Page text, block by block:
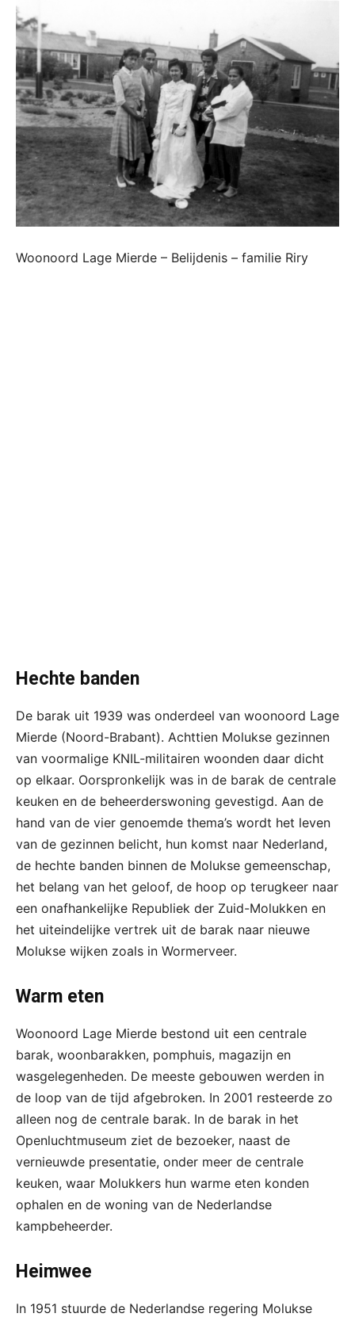
Woonoord Lage Mierde – Belijdenis – familie Riry
Hechte banden
De barak uit 1939 was onderdeel van woonoord Lage
Mierde (Noord-Brabant). Achttien Molukse gezinnen
van voormalige KNIL-militairen woonden daar dicht
op elkaar. Oorspronkelijk was in de barak de centrale
keuken en de beheerderswoning gevestigd. Aan de
hand van de vier genoemde thema’s wordt het leven
van de gezinnen belicht, hun komst naar Nederland,
de hechte banden binnen de Molukse gemeenschap,
het belang van het geloof, de hoop op terugkeer naar
een onafhankelijke Republiek der Zuid-Molukken en
het uiteindelijke vertrek uit de barak naar nieuwe
Molukse wijken zoals in Wormerveer.
Warm eten
Woonoord Lage Mierde bestond uit een centrale
barak, woonbarakken, pomphuis, magazijn en
wasgelegenheden. De meeste gebouwen werden in
de loop van de tijd afgebroken. In 2001 resteerde zo
alleen nog de centrale barak. In de barak in het
Openluchtmuseum ziet de bezoeker, naast de
vernieuwde presentatie, onder meer de centrale
keuken, waar Molukkers hun warme eten konden
ophalen en de woning van de Nederlandse
kampbeheerder.
Heimwee
In 1951 stuurde de Nederlandse regering Molukse